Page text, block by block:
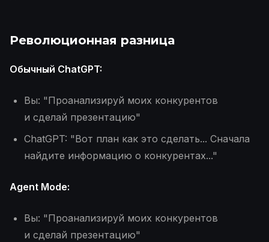
Революционная разница
Обычный ChatGPT:
Вы: "Проанализируй моих конкурентов
и сделай презентацию"
ChatGPT: "Вот план как это сделать... Сначала
найдите информацию о конкурентах..."
Agent Mode:
Вы: "Проанализируй моих конкурентов
и сделай презентацию"